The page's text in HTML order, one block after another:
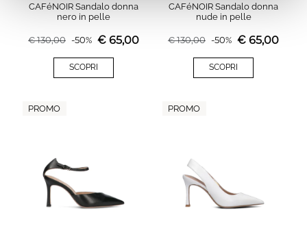
CAFéNOIR Sandalo donna
nero in pelle
€130,00 -50% € 65,00
SCOPRI
CAFéNOIR Sandalo donna
nude in pelle
€130,00 -50% € 65,00
SCOPRI
PROMO PROMO